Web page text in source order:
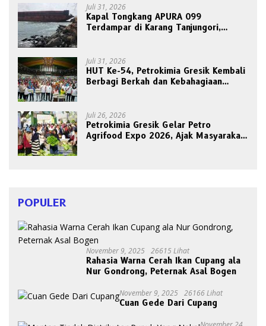
Juli 31, 2026
Kapal Tongkang APURA 099
Terdampar di Karang Tanjungori,
Juli 31, 2026
HUT Ke-54, Petrokimia Gresik Kembali
Berbagi Berkah dan Kebahagiaan
Juli 26, 2026
Petrokimia Gresik Gelar Petro
Agrifood Expo 2026, Ajak Masyarakat
POPULER
November 9, 2025 26615 Lihat
Rahasia Warna Cerah Ikan Cupang ala
Nur Gondrong, Peternak Asal Bogen
November 9, 2025 26166 Lihat
Cuan Gede Dari Cupang